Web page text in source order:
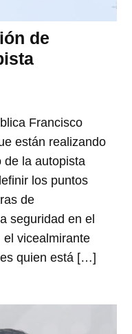
de
Francisco
están realizando
de la autopista
los puntos
de
seguridad en el
el vicealmirante
quien está […]